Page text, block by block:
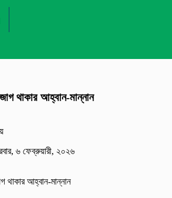
থাকার আহ্বান-মান্নান
৬ ফেব্রুয়ারী, ২০২৬